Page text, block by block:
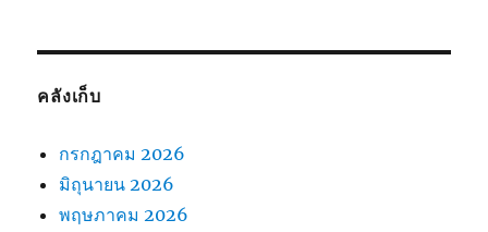
คลังเก็บ
กรกฎาคม 2026
มิถุนายน 2026
พฤษภาคม 2026